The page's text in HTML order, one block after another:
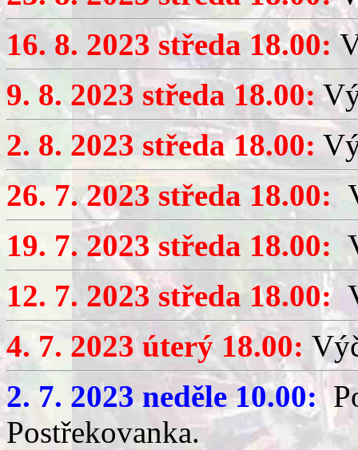
16. 8. 2023 středa 18.00:
9. 8. 2023 středa 18.00:
2. 8. 2023 středa 18.00:
26. 7. 2023 středa 18.00:
19. 7. 2023 středa 18.00:
12. 7. 2023 středa 18.00:
4. 7. 2023 úterý 18.00:
2. 7. 2023 neděle 10.00:
Postřekovanka.